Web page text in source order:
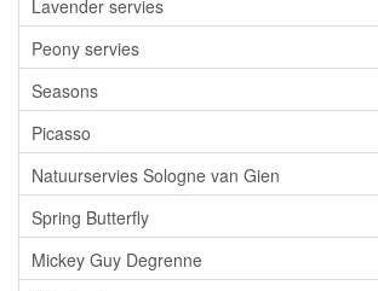
Lavender servies
Peony servies
Seasons
Picasso
Natuurservies Sologne van Gien
Spring Butterfly
Mickey Guy Degrenne